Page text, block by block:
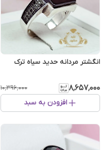
انگشتر مردانه حدید سیاه ترک
۸٬۶۵۷٬۰۰۰ ۱۰٬۳۹۶٬۰۰۰
افزودن به سبد